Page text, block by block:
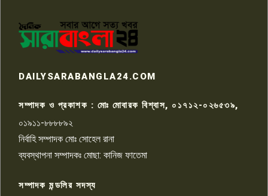
৭
কেটে ঘরে ঢুকে স্কুল শিক্ষিকাকে হত্যা
টয়লেটের ট্যাংকি থেকে লাশ উদ্ধার
রাজশাহীতে সন্ত্রাসী হামলায় গুরুতর
৯
চাঁদাবাজি ও হয়রানির অভিযোগ
DAILYSARABANGLA24.COM
সম্পাদক ও প্রকাশক : মোঃ মোবারক বিশ্বাস, ০১৭১২-০২৬৫৩৯,
০১৯১১-৮৮৮৮৯২
নির্বাহি সম্পাদক মোঃ সোহেল রানা
ব্যবস্থাপনা সম্পাদকঃ মোছা: কানিজ ফাতেমা
সম্পাদক মন্ডলির সদস্য